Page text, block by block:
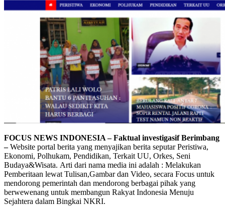
FOCUS NEWS INDONESIA – Faktual investigasif Berimbang
–Website portal berita yang menyajikan berita seputar Peristiwa,
Ekonomi, Polhukam, Pendidikan, Terkait UU, Orkes, Seni
Budaya&Wisata. Arti dari nama media ini adalah : Melakukan
Pemberitaan lewat Tulisan,Gambar dan Video, secara Focus untuk
mendorong pemerintah dan mendorong berbagai pihak yang
berwewenang untuk membangun Rakyat Indonesia Menuju
Sejahtera dalam Bingkai NKRI.